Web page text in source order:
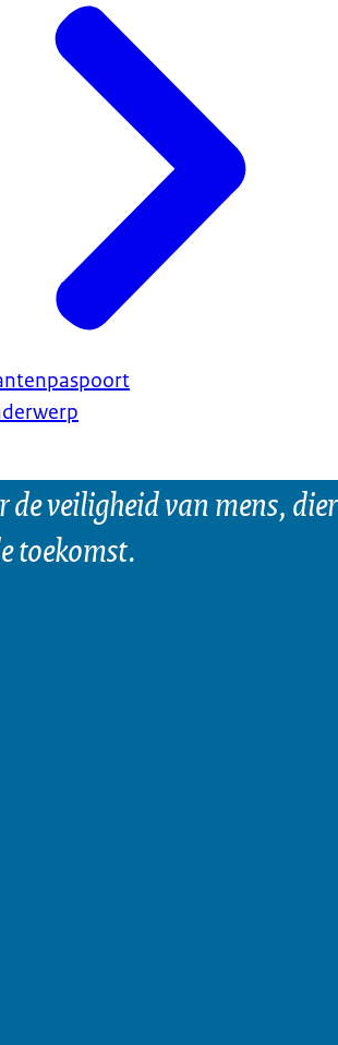
de veiligheid van mens, dier
toekomst.